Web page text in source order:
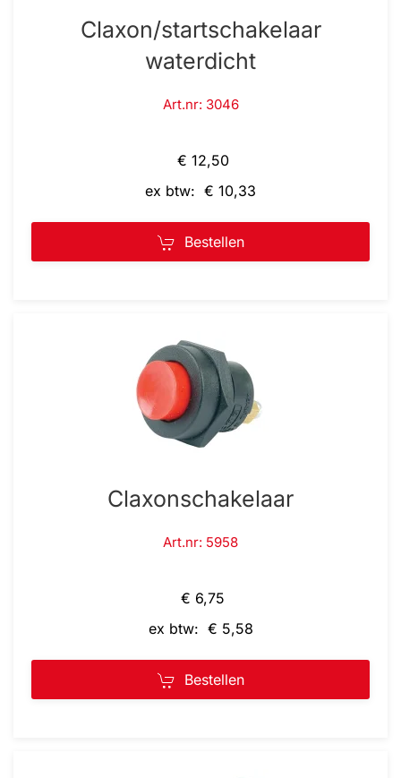
Claxon/startschakelaar
waterdicht
Art.nr: 3046
€ 12,50
ex btw: € 10,33
Bestellen
Claxonschakelaar
Art.nr: 5958
€ 6,75
ex btw: € 5,58
Bestellen